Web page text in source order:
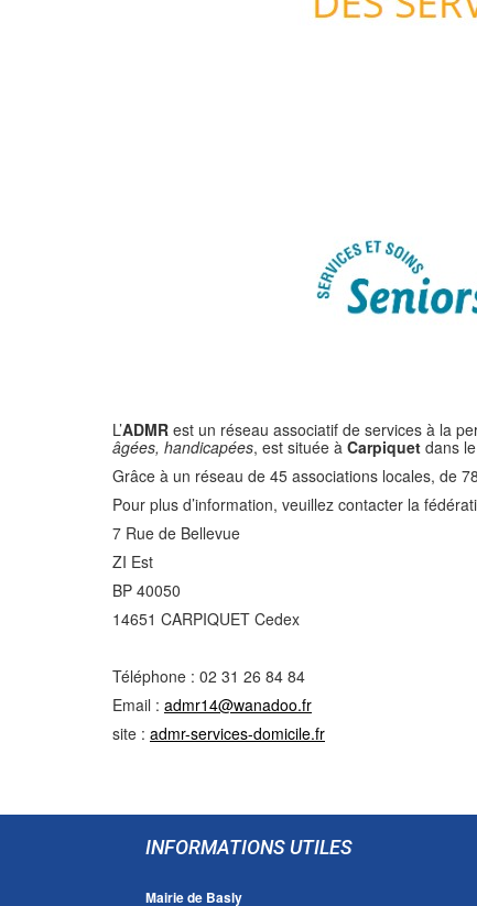
L’ADMR est un réseau associatif de services à la
âgées, handicapées, est située à Carpiquet dans le
Grâce à un réseau de 45 associations locales, de
Pour plus d’information, veuillez contacter la
7 Rue de Bellevue
ZI Est
BP 40050
14651 CARPIQUET Cedex
Téléphone : 02 31 26 84 84
Email : admr14@wanadoo.fr
site : admr-services-domicile.fr
INFORMATIONS UTILES
Mairie de Basly